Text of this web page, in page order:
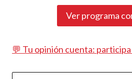
Ver programa
💬 Tu opinión cuenta: